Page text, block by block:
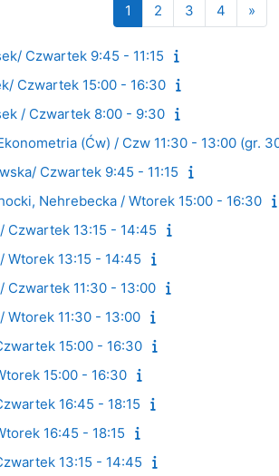
1 Strona 1
2 Strona 2
3 Strona 3
4 Strona
»
Czwartek 9:45 - 11:15
Czwartek 15:00 - 16:30
/ Czwartek 8:00 - 9:30
(Ćw) / Czw 11:30 - 13:00 (gr.
Czwartek 9:45 - 11:15
Nehrebecka / Wtorek 15:00 - 16:30
Czwartek 13:15 - 14:45
Wtorek 13:15 - 14:45
Czwartek 11:30 - 13:00
Wtorek 11:30 - 13:00
15:00 - 16:30
15:00 - 16:30
16:45 - 18:15
16:45 - 18:15
13:15 - 14:45